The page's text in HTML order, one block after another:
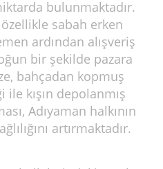
bulunmaktadır.
sabah erken
ardından alışveriş
bir şekilde pazara
bahçadan kopmuş
kışın depolanmış
Adıyaman halkının
artırmaktadır.